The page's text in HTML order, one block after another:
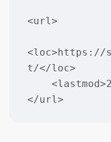
<url>
<loc>https://
t/</loc>
</url>